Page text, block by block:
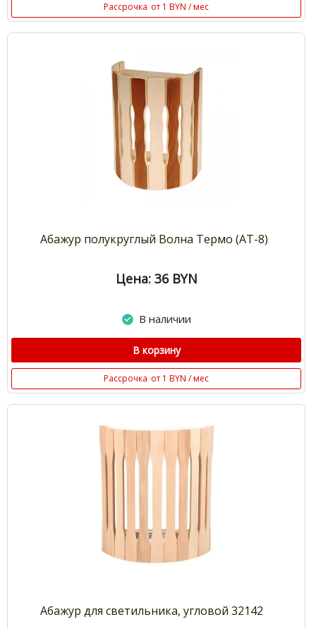
Рассрочка от 1 BYN / мес
Абажур полукруглый Волна Термо (АТ-8)
Цена: 36 BYN
В наличии
В корзину
Рассрочка от 1 BYN / мес
Абажур для светильника, угловой 32142